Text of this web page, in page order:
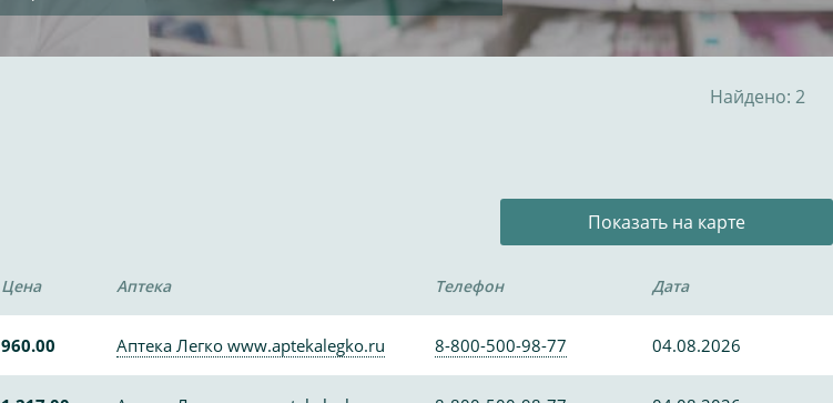
Найдено: 2
Показать на карте
Цена Аптека Телефон Дата
960.00 Аптека Легко www.aptekalegko.ru 8-800-500-98-77 04.08.2026